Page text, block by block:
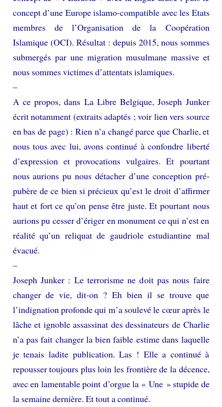
concept d’une Europe islamo-compatible avec les Etats
membres de l’Organisation de la Coopération
Islamique (OCI). Résultat : depuis 2015, nous sommes
submergés par une migration musulmane massive et
nous sommes victimes d’attentats islamiques.
–
A ce propos, dans La Libre Belgique, Joseph Junker
écrit notamment (extraits adaptés ; voir lien vers source
en bas de page) : Rien n’a changé parce que Charlie, et
nous tous avec lui, avons continué à confondre liberté
d’expression et provocations vulgaires. Et pourtant
nous aurions pu nous détacher d’une conception pré-
pubère de ce bien si précieux qu’est le droit d’affirmer
haut et fort ce qu’on pense être juste. Et pourtant nous
aurions pu cesser d’ériger en monument ce qui n’est en
réalité qu’un reliquat de gaudriole estudiantine mal
évacué.
–
Joseph Junker : Le terrorisme ne doit pas nous faire
changer de vie, dit-on ? Eh bien il se trouve que
l’indignation profonde qui m’a soulevé le cœur après le
lâche et ignoble assassinat des dessinateurs de Charlie
n’a pas fait changer la bien faible estime dans laquelle
je tenais ladite publication. Las ! Elle a continué à
repousser toujours plus loin les frontière de la décence,
avec en lamentable point d’orgue la « Une » stupide de
la semaine dernière. Et tout a continué.